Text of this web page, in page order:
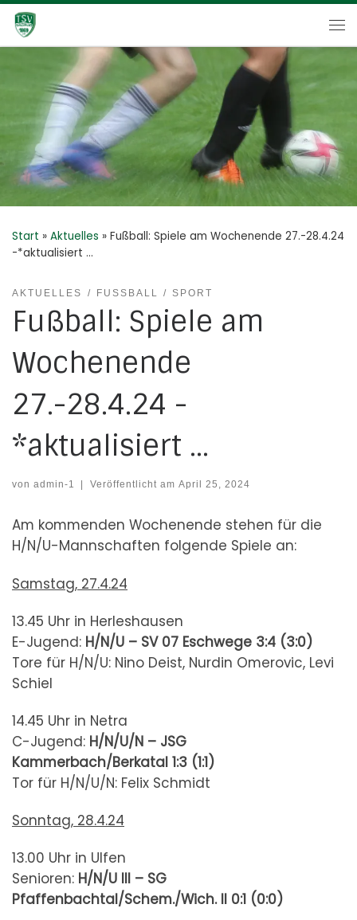
Zum Inhalt springen
Start » Aktuelles » Fußball: Spiele am Wochenende 27.-28.4.24
-*aktualisiert …
AKTUELLES FUSSBALL SPORT
Fußball: Spiele am
Wochenende
27.-28.4.24 -
*aktualisiert …
von admin-1 Veröffentlicht am April 25, 2024
Am kommenden Wochenende stehen für die
H/N/U-Mannschaften folgende Spiele an:
Samstag, 27.4.24
13.45 Uhr in Herleshausen
E-Jugend: H/N/U – SV 07 Eschwege 3:4 (3:0)
Tore für H/N/U: Nino Deist, Nurdin Omerovic, Levi
Schiel
14.45 Uhr in Netra
C-Jugend: H/N/U/N – JSG
Kammerbach/Berkatal 1:3 (1:1)
Tor für H/N/U/N: Felix Schmidt
Sonntag, 28.4.24
13.00 Uhr in Ulfen
Senioren: H/N/U III – SG
Pfaffenbachtal/Schem./Wich. II 0:1 (0:0)